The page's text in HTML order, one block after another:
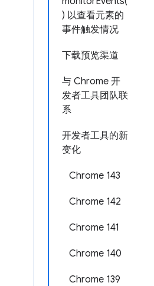
) 以查看元素的
事件触发情况
下载预览渠道
与 Chrome 开
发者工具团队联
系
开发者工具的新
变化
Chrome 143
Chrome 142
Chrome 141
Chrome 140
Chrome 139